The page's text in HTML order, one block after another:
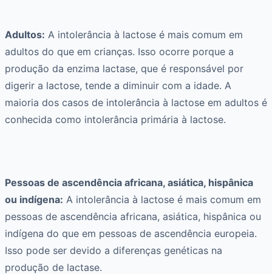
Adultos: A intolerância à lactose é mais comum em
adultos do que em crianças. Isso ocorre porque a
produção da enzima lactase, que é responsável por
digerir a lactose, tende a diminuir com a idade. A
maioria dos casos de intolerância à lactose em adultos é
conhecida como intolerância primária à lactose.
Pessoas de ascendência africana, asiática, hispânica
ou indígena: A intolerância à lactose é mais comum em
pessoas de ascendência africana, asiática, hispânica ou
indígena do que em pessoas de ascendência europeia.
Isso pode ser devido a diferenças genéticas na
produção de lactase.